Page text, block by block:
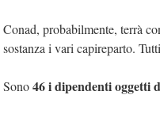
Conad, probabilmente, terrà
sostanza i vari capireparto.
Sono46 i dipendenti oggetti